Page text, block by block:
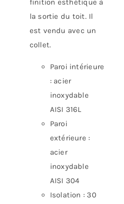
finition esthétique à
la sortie du toit. Il
est vendu avec un
collet.
Paroi intérieure
: acier
inoxydable
AISI 316L
Paroi
extérieure :
acier
inoxydable
AISI 304
Isolation : 30